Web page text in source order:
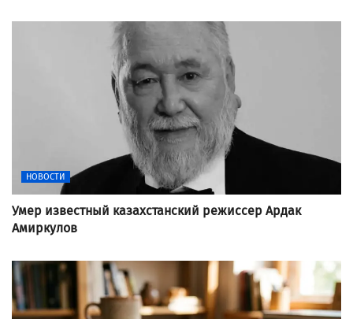
НОВОСТИ
Умер известный казахстанский режиссер Ардак
Амиркулов